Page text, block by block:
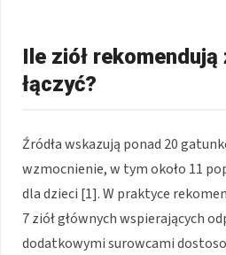
Ile ziół rekomendują
łączyć?
Źródła wskazują ponad 20
wzmocnienie, w tym około 11
dla dzieci [1]. W praktyce
7 ziół głównych wspierających
dodatkowymi surowcami